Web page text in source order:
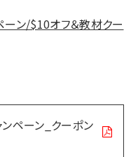
ン/$10オフ＆教材クー
ペーン_クーポン